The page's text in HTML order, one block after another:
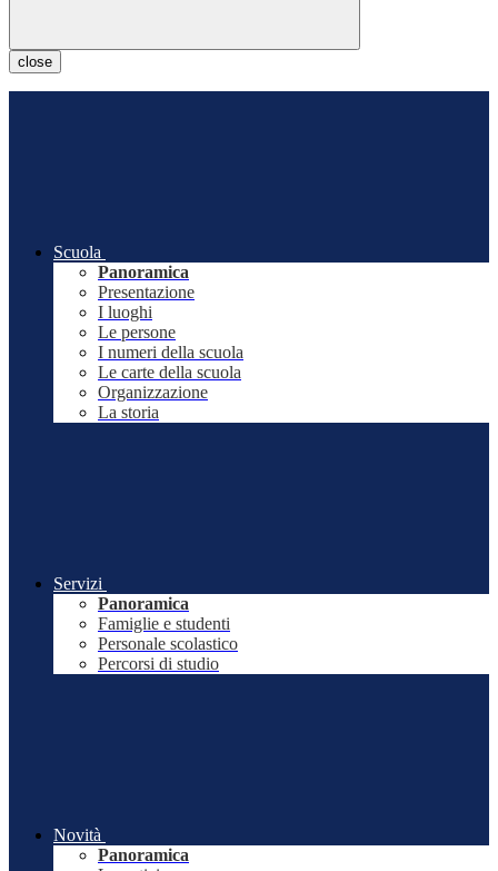
close
Scuola
Panoramica
Presentazione
I luoghi
Le persone
I numeri della scuola
Le carte della scuola
Organizzazione
La storia
Servizi
Panoramica
Famiglie e studenti
Personale scolastico
Percorsi di studio
Novità
Panoramica